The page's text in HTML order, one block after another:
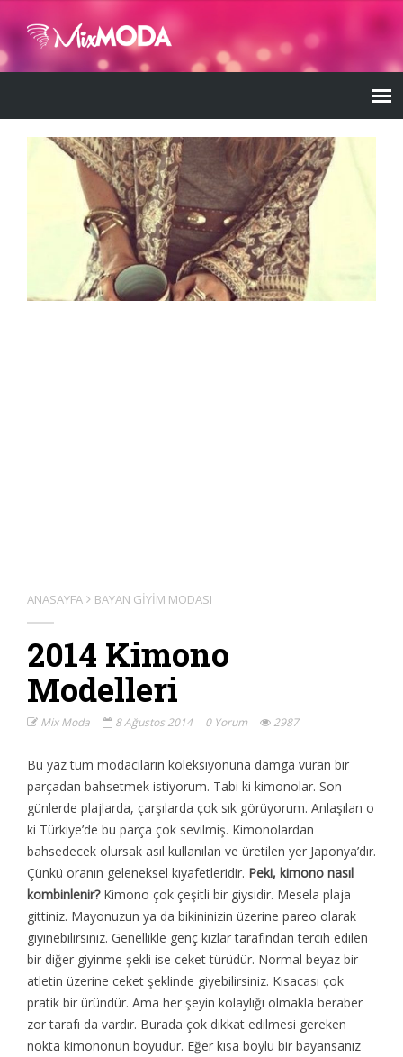
ANASAYFA BAYAN GIYIM MODASI
2014 Kimono
Modelleri
Mix Moda 8 Ağustos 2014 0 Yorum 2987
Bu yaz tüm modacıların koleksiyonuna damga vuran bir
parçadan bahsetmek istiyorum. Tabi ki kimonolar. Son
günlerde plajlarda, çarşılarda çok sık görüyorum. Anlaşılan o
ki Türkiye’de bu parça çok sevilmiş. Kimonolardan
bahsedecek olursak asıl kullanılan ve üretilen yer Japonya’dır.
Çünkü oranın geleneksel kıyafetleridir. Peki, kimono nasıl
kombinlenir?Kimono çok çeşitli bir giysidir. Mesela plaja
gittiniz. Mayonuzun ya da bikininizin üzerine pareo olarak
giyinebilirsiniz. Genellikle genç kızlar tarafından tercih edilen
bir diğer giyinme şekli ise ceket türüdür. Normal beyaz bir
atletin üzerine ceket şeklinde giyebilirsiniz. Kısacası çok
pratik bir üründür. Ama her şeyin kolaylığı olmakla beraber
zor tarafı da vardır. Burada çok dikkat edilmesi gereken
nokta kimononun boyudur. Eğer kısa boylu bir bayansanız